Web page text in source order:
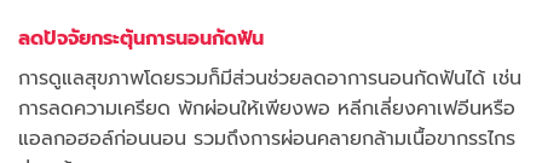
ลดปัจจัยกระตุ้นการนอนกัดฟัน
การดูแลสุขภาพโดยรวมก็มีส่วนช่วยลดอาการนอนกัดฟันได้ เช่น
การลดความเครียด พักผ่อนให้เพียงพอ หลีกเลี่ยงคาเฟอีนหรือ
แอลกอฮอล์ก่อนนอน รวมถึงการผ่อนคลายกล้ามเนื้อขากรรไกร